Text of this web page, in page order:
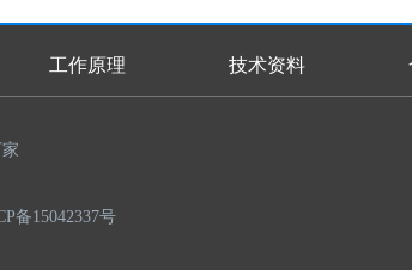
工作原理 技术资料
备15042337号